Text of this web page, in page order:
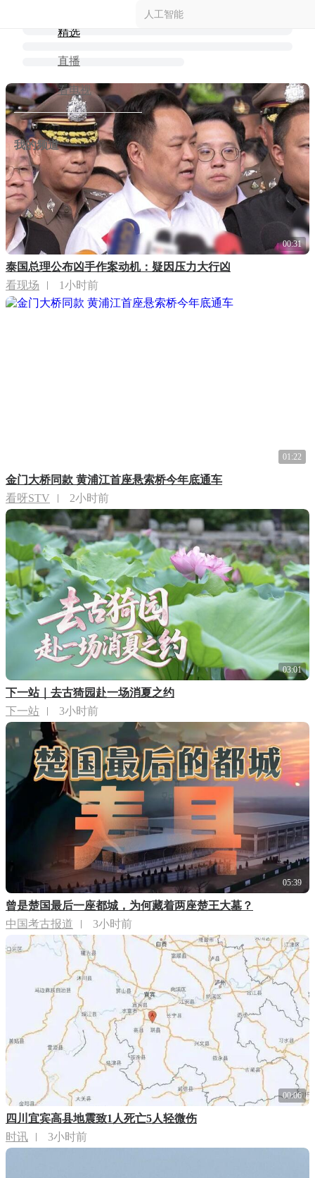
精选
直播
看电视
我的频道
日将影响上海，极端情况下影响期将进一步延长至12
日。相比“巴威”，本次台风最大特点是“风长雨强”，“总
体持续时间长”，还要警惕龙卷风可能性。
时尚”，变成了不少上海居民的“新常态”。七年来，上海
每天分出来的可回收物已超过8000吨，是7年前的两倍。
湿垃圾分出量涨了一半还多，干垃圾的清运量反而降
说请什么是“原研一致”？在药学里，这是指仿制药在质
量和疗效上跟原研药达到同一水平。真要通过了国家一
致性评价
年限，调整为购房之日前连续缴纳满1年及以上。二、完
善房屋赠与政策父母将家庭名下本市商品住房赠与子女
的，不核验子
伊冲突为什么打打停停，似乎找到了部分答案……前后
矛盾的表态回顾整个事件的发展，特朗普态度变化堪比
中国的川剧
00:31
泰国总理公布凶手作案动机：疑因压力大行凶
看现场
1小时前
01:22
金门大桥同款 黄浦江首座悬索桥今年底通车
看呀STV
2小时前
03:01
下一站｜去古猗园赴一场消夏之约
下一站
3小时前
05:39
曾是楚国最后一座都城，为何藏着两座楚王大墓？
中国考古报道
3小时前
00:06
四川宜宾高县地震致1人死亡5人轻微伤
时讯
3小时前